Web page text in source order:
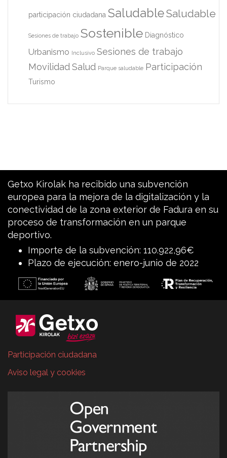
participación ciudadana SaludableSaludable
Sesiones de trabajo Sostenible Diagnóstico
Urbanismo Inclusivo Sesiones de trabajo
Movilidad Salud Parque saludable Participación
Turismo
Getxo Kirolak ha recibido una subvención
europea para la mejora de la digitalización y la
conectividad de la zona exterior de Fadura en su
proceso de transformación en un parque
deportivo.
Importe de la subvención: 110.922,96€
Plazo de ejecución: enero-junio de 2022
Participación ciudadana
Aviso legal y cookies